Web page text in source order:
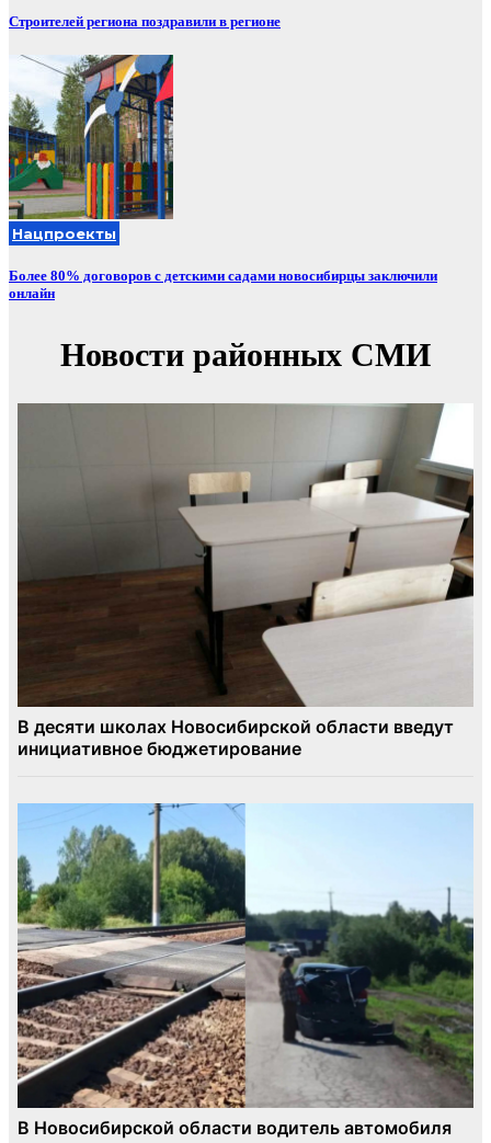
Строителей региона поздравили в регионе
Нацпроекты
Более 80% договоров с детскими садами новосибирцы заключили
онлайн